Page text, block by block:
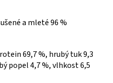
a mleté 96 %
69,7 %, hrubý tuk 9,3
popel 4,7 %, vlhkost 6,5